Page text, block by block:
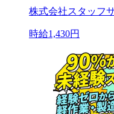
株式会社スタッフ
時給1,430円